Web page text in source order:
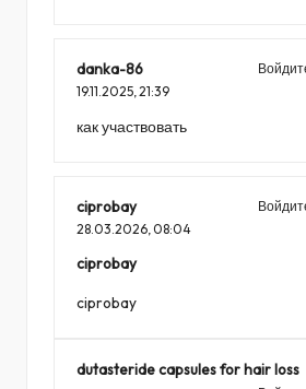
danka-86
19.11.2025, 21:39
как участвовать
ciprobay
28.03.2026, 08:04
ciprobay
ciprobay
dutasteride capsules for hair loss